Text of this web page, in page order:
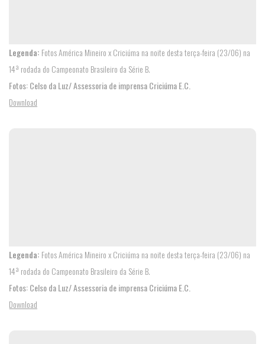
FUTEBOL
ESCOLINHA
FEMININO
Legenda: Fotos América Mineiro x Criciúma na noite desta terça-feira (23/06) na
14ª rodada do Campeonato Brasileiro da Série B.
Fotos: Celso da Luz/ Assessoria de imprensa Criciúma E.C.
Download
Legenda: Fotos América Mineiro x Criciúma na noite desta terça-feira (23/06) na
14ª rodada do Campeonato Brasileiro da Série B.
Fotos: Celso da Luz/ Assessoria de imprensa Criciúma E.C.
Download